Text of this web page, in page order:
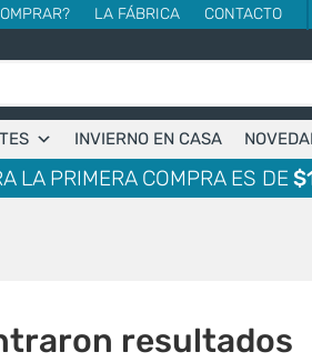
LA FÁBRICA CONTACTO
INVIERNO EN CASA
LA PRIMERA COMPRA ES DE
resultados